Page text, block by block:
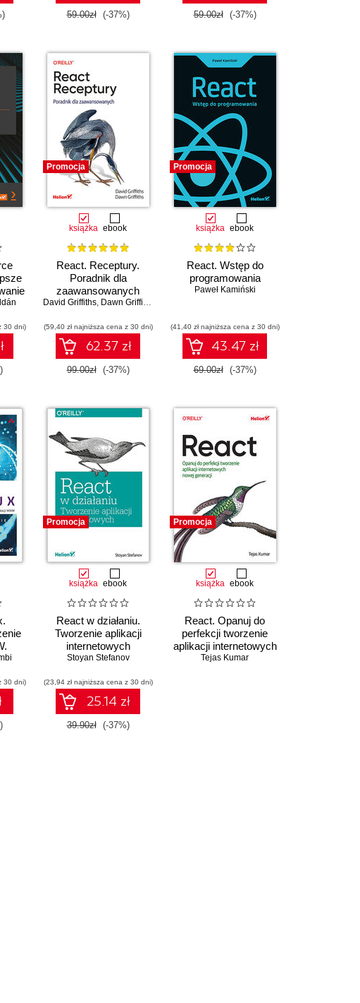
59.00zł (-37%) 59.00zł (-37%)
30 dni)
Promocja
książka ebook
React. Receptury.
Poradnik dla
zaawansowanych
David Griffiths, Dawn Griffiths
(59,40 zł najniższa cena z 30 dni)
62.37 zł
99.00zł (-37%)
Promocja
książka ebook
React. Wstęp do
programowania
Paweł Kamiński
(41,40 zł najniższa cena z 30 dni)
43.47 zł
69.00zł (-37%)
30 dni)
Promocja
książka ebook
React w działaniu.
Tworzenie aplikacji
internetowych
Stoyan Stefanov
(23,94 zł najniższa cena z 30 dni)
25.14 zł
39.90zł (-37%)
Promocja
książka ebook
React. Opanuj do
perfekcji tworzenie
aplikacji internetowych
nowej generacji
Tejas Kumar